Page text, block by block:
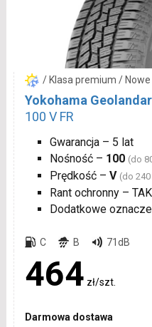
/ Klasa premium /
Yokohama Geolandar
100 V FR
Gwarancja – 5 lat
Nośność – 100 (do
Prędkość – V (do
Rant ochronny – TAK
Dodatkowe
C B 71dB
464 zł/szt.
Darmowa dostawa